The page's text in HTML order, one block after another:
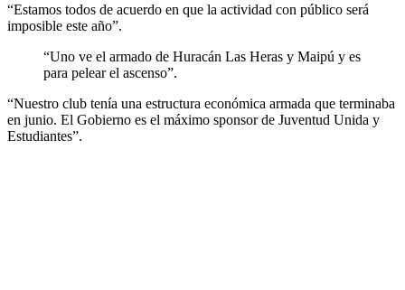
“Estamos todos de acuerdo en que la actividad con público será
imposible este año”.
“Uno ve el armado de Huracán Las Heras y Maipú y es
para pelear el ascenso”.
“Nuestro club tenía una estructura económica armada que terminaba
en junio. El Gobierno es el máximo sponsor de Juventud Unida y
Estudiantes”.